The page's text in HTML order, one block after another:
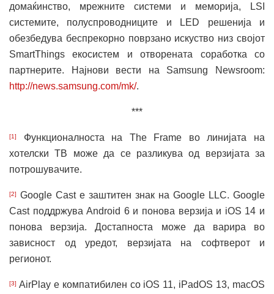
домаќинство, мрежните системи и меморија, LSI
системите, полуспроводниците и LED решенија и
обезбедува беспрекорно поврзано искуство низ својот
SmartThings екосистем и отворената соработка со
партнерите. Најнови вести на Samsung Newsroom:
http://news.samsung.com/mk/.
***
[1]
Функционалноста на The Frame во линијата на
хотелски ТВ може да се разликува од верзијата за
потрошувачите.
[2]
Google Cast е заштитен знак на Google LLC. Google
Cast поддржува Android 6 и понова верзија и iOS 14 и
понова верзија. Достапноста може да варира во
зависност од уредот, верзијата на софтверот и
регионот.
[3] AirPlay е компатибилен со iOS 11, iPadOS 13, macOS